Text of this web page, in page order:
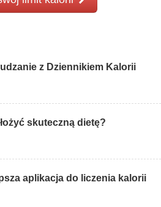
z Dziennikiem Kalorii
skuteczną dietę?
aplikacja do liczenia kalorii